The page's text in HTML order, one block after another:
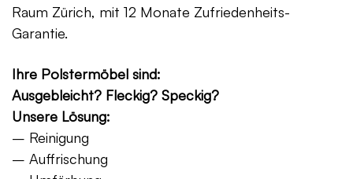
Raum Zürich, mit 12 Monate Zufriedenheits-
Garantie.
Ihre Polstermöbel sind:
Ausgebleicht? Fleckig? Speckig?
Unsere Lösung:
– Reinigung
– Auffrischung